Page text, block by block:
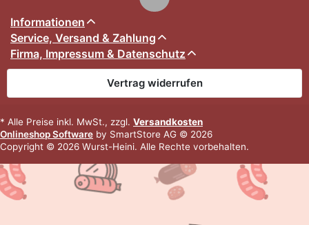
Informationen
Service, Versand & Zahlung
Firma, Impressum & Datenschutz
Vertrag widerrufen
* Alle Preise inkl. MwSt., zzgl. Versandkosten
Onlineshop Software by SmartStore AG © 2026
Copyright © 2026 Wurst-Heini. Alle Rechte vorbehalten.